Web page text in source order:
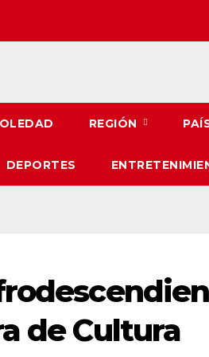
REGIÓN
DEPORTES
de Cultura